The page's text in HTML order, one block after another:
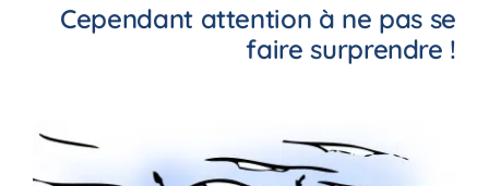
Cependant attention à ne pas se
faire surprendre !